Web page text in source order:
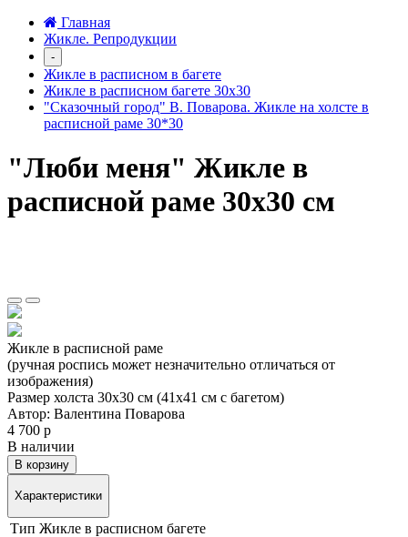
Главная
Жикле. Репродукции
-
Жикле в расписном в багете
Жикле в расписном багете 30х30
"Сказочный город" В. Поварова. Жикле на холсте в
расписной раме 30*30
"Люби меня" Жикле в
расписной раме 30х30 см
Жикле в расписной раме
(ручная роспись может незначительно отличаться от
изображения)
Размер холста 30х30 см (41х41 см с багетом)
Автор: Валентина Поварова
4 700 р
В наличии
В корзину
Характеристики
Тип Жикле в расписном багете